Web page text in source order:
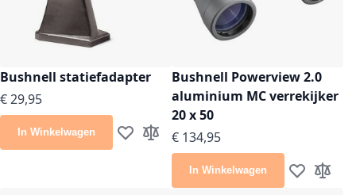
Bushnell statiefadapter
€ 29,95
In Winkelwagen Voeg toe aan verlanglijst
Toevoegen om te vergelijken
Bushnell Powerview 2.0
aluminium MC verrekijker
20 x 50
€ 134,95
In Winkelwagen Voeg toe